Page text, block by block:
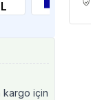
kargo için